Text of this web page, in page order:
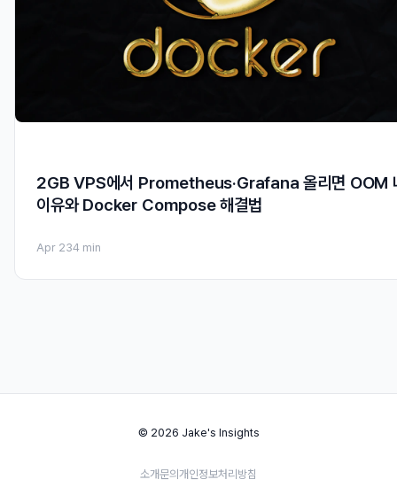
2GB VPS에서 Prometheus·Grafana 올리면 OOM
이유와 Docker Compose 해결법
Apr 234 min
© 2026 Jake's Insights
소개문의개인정보처리방침